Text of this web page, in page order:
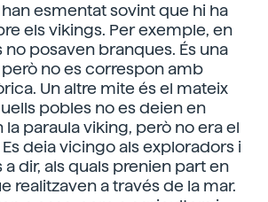
esmentat sovint que hi ha
els vikings. Per exemple, en
no posaven branques. És una
no es correspon amb
Un altre mite és el mateix
pobles no es deien en
la paraula viking, però no era el
deia vicingo als exploradors i
dir, als quals prenien part en
realitzaven a través de la mar.